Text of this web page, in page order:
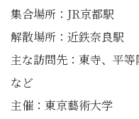
集合場所：JR京都駅
解散場所：近鉄奈良駅
主な訪問先：東寺、平
など
主催：東京藝術大学